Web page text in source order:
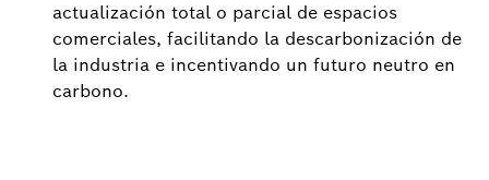
actualización total o parcial de espacios
comerciales, facilitando la descarbonización de
la industria e incentivando un futuro neutro en
carbono.